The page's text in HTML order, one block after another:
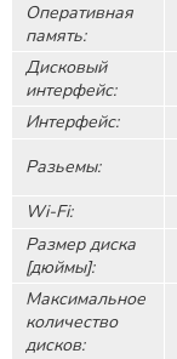
Оперативная
память:
Дисковый
интерфейс:
Интерфейс:
Разьемы:
Wi-Fi:
Размер диска
[дюймы]:
Максимальное
количество
дисков: